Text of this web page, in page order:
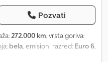
Pozvati
272.000 km, vrsta goriva:
bela, emisioni razred: Euro 6,